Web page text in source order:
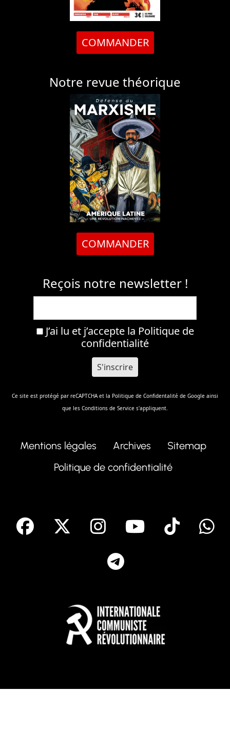
COMMANDER
Notre revue théorique
COMMANDER
Reçois notre newsletter !
J’ai lu et j’accepte la Politique de
confidentialité
Ce site est protégé par reCAPTCHA et la Politique de Confidentalité de Google ainsi
que les Conditions de Service s'appliquent.
Mentions légales Archives
Sitemap
Politique de confidentialité
facebook Instagram
Youtube
Tik